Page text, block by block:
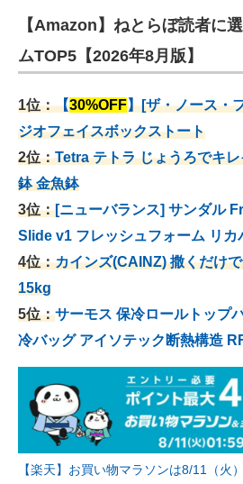
【Amazon】ねとらぼ読者に
ムTOP5【2026年8月版】
1位：【30%OFF】[ザ・ノース・
ジオフェイスボックストート
2位：Tetra テトラ じょうろでキ
鉢 金魚鉢
3位：[ニューバランス] サンダル
Slide v1 フレッシュフォーム リカ
4位：カインズ(CAINZ) 撒くだけ
15kg
5位：サーモス 保冷ロールトップ
冷バッグ アイソテック断熱構造
【楽天】お買い物マラソンは8/11（火